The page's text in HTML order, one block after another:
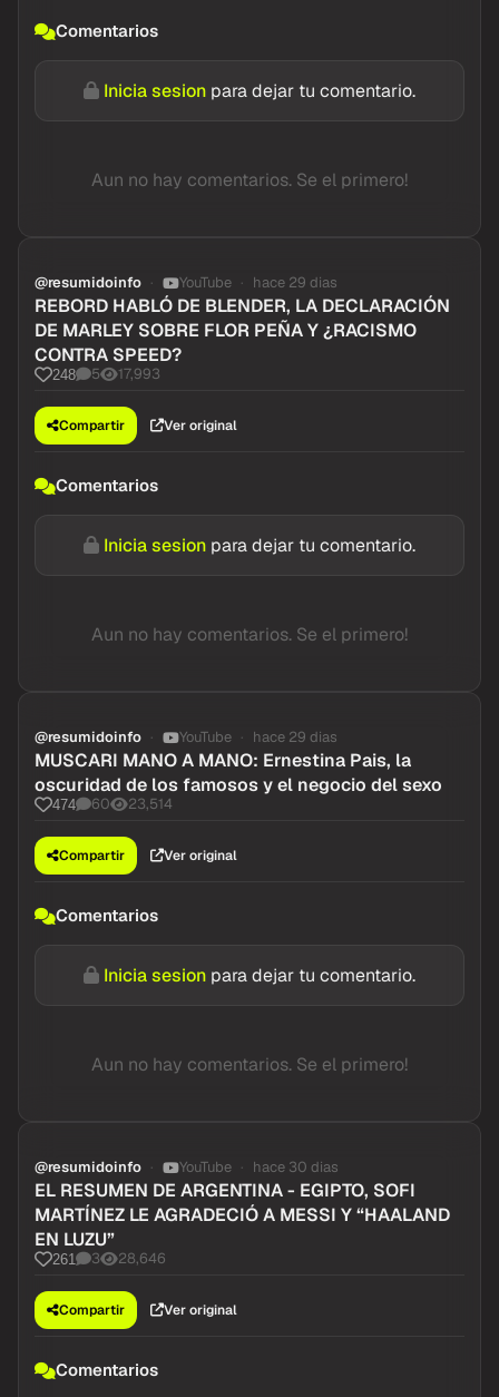
Comentarios
Inicia sesion para dejar tu comentario.
Aun no hay comentarios. Se el primero!
@resumidoinfo YouTube hace 29 dias
REBORD HABLÓ DE BLENDER, LA DECLARACIÓN
DE MARLEY SOBRE FLOR PEÑA Y ¿RACISMO
CONTRA SPEED?
248 5 17,993
Compartir Ver original
Comentarios
Inicia sesion para dejar tu comentario.
Aun no hay comentarios. Se el primero!
@resumidoinfo YouTube hace 29 dias
MUSCARI MANO A MANO: Ernestina Pais, la
oscuridad de los famosos y el negocio del sexo
474 60 23,514
Compartir Ver original
Comentarios
Inicia sesion para dejar tu comentario.
Aun no hay comentarios. Se el primero!
@resumidoinfo YouTube hace 30 dias
EL RESUMEN DE ARGENTINA - EGIPTO, SOFI
MARTÍNEZ LE AGRADECIÓ A MESSI Y “HAALAND
EN LUZU”
261 3 28,646
Compartir Ver original
Comentarios